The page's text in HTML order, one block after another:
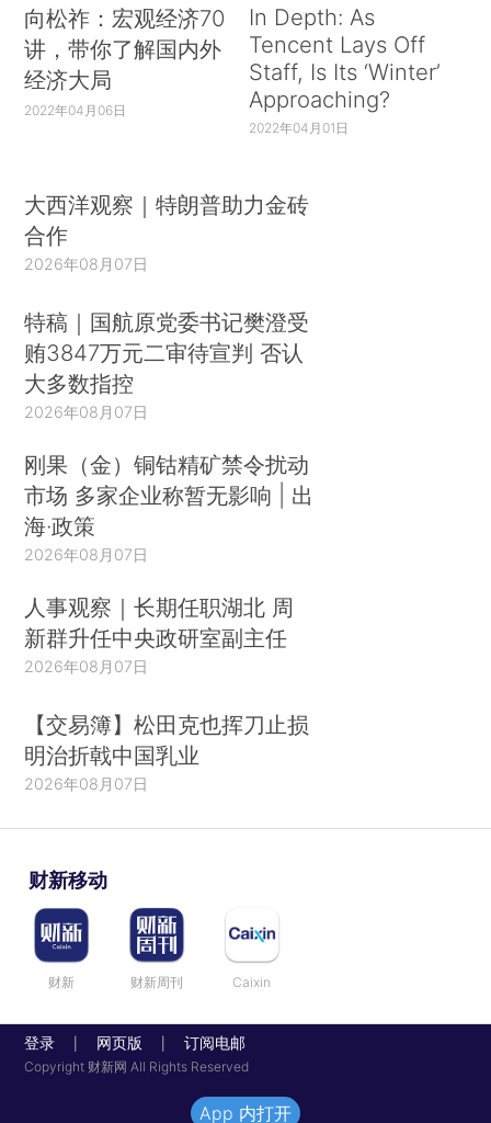
向松祚：宏观经济70
讲，带你了解国内外
经济大局
2022年04月06日
In Depth: As
Tencent Lays Off
Staff, Is Its ‘Winter’
Approaching?
2022年04月01日
大西洋观察｜特朗普助力金砖
合作
2026年08月07日
特稿｜国航原党委书记樊澄受
贿3847万元二审待宣判 否认
大多数指控
2026年08月07日
刚果（金）铜钴精矿禁令扰动
市场 多家企业称暂无影响 | 出
海·政策
2026年08月07日
人事观察｜长期任职湖北 周
新群升任中央政研室副主任
2026年08月07日
【交易簿】松田克也挥刀止损
明治折戟中国乳业
2026年08月07日
财新移动
财新 财新周刊 Caixin
登录 网页版 订阅电邮
Copyright 财新网 All Rights Reserved
App 内打开